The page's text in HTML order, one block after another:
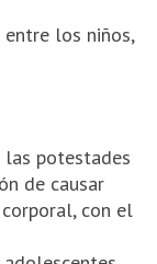
los niños,
las potestades
de causar
con el